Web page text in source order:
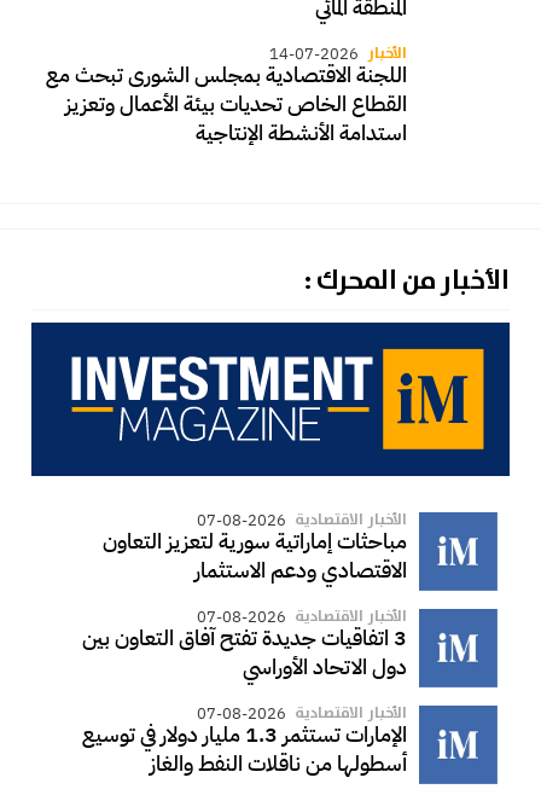
المنطقة المائي
الأخبار 14-07-2026
اللجنة الاقتصادية بمجلس الشورى تبحث مع
القطاع الخاص تحديات بيئة الأعمال وتعزيز
استدامة الأنشطة الإنتاجية
الأخبار من المحرك :
الأخبار الاقتصادية 07-08-2026
مباحثات إماراتية سورية لتعزيز التعاون
الاقتصادي ودعم الاستثمار
الأخبار الاقتصادية 07-08-2026
3 اتفاقيات جديدة تفتح آفاق التعاون بين
دول الاتحاد الأوراسي
الأخبار الاقتصادية 07-08-2026
الإمارات تستثمر 1.3 مليار دولار في توسيع
أسطولها من ناقلات النفط والغاز